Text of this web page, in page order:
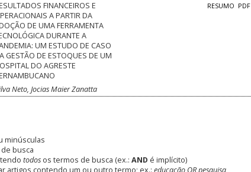
FINANCEIROS E
A PARTIR DA
DE UMA FERRAMENTA
DURANTE A
UM ESTUDO DE CASO
GESTÃO DE ESTOQUES DE UM
DO AGRESTE
RESUMO PDF
Neto, Jocias Maier Zanatta
minúsculas
busca
todosos termos de busca (ex.: AND é implícito)
artigos contendo um ou outro termo; ex.: educação OR pesquisa